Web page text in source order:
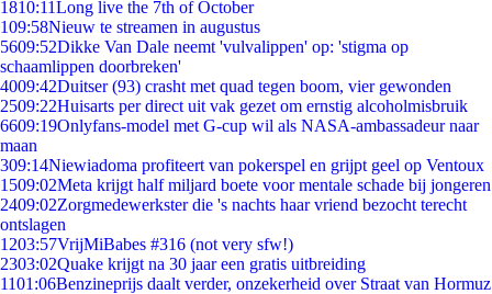
1810:11Long live the 7th of October
109:58Nieuw te streamen in augustus
5609:52Dikke Van Dale neemt 'vulvalippen' op: 'stigma op
schaamlippen doorbreken'
4009:42Duitser (93) crasht met quad tegen boom, vier gewonden
2509:22Huisarts per direct uit vak gezet om ernstig alcoholmisbruik
6609:19Onlyfans-model met G-cup wil als NASA-ambassadeur naar
maan
309:14Niewiadoma profiteert van pokerspel en grijpt geel op Ventoux
1509:02Meta krijgt half miljard boete voor mentale schade bij jongeren
2409:02Zorgmedewerkster die 's nachts haar vriend bezocht terecht
ontslagen
1203:57VrijMiBabes #316 (not very sfw!)
2303:02Quake krijgt na 30 jaar een gratis uitbreiding
1101:06Benzineprijs daalt verder, onzekerheid over Straat van Hormuz